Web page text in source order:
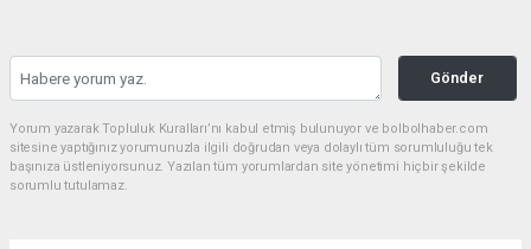
Gönder
Yorum yazarak Topluluk Kuralları’nı kabul etmiş bulunuyor ve bolbolhaber.com
sitesine yaptığınız yorumunuzla ilgili doğrudan veya dolaylı tüm sorumluluğu tek
başınıza üstleniyorsunuz. Yazılan tüm yorumlardan site yönetimi hiçbir şekilde
sorumlu tutulamaz.